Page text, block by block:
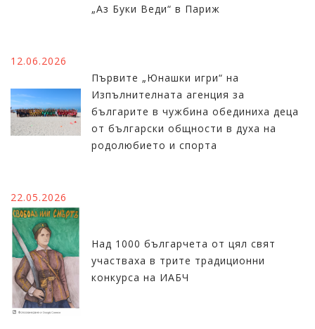
„Аз Буки Веди“ в Париж
12.06.2026
Първите „Юнашки игри“ на
Изпълнителната агенция за
българите в чужбина обединиха деца
от български общности в духа на
родолюбието и спорта
22.05.2026
Над 1000 българчета от цял свят
участваха в трите традиционни
конкурса на ИАБЧ